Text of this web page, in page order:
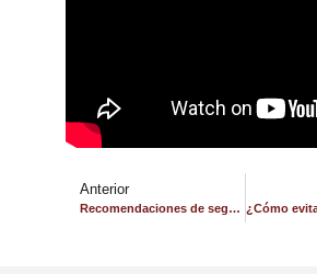
Anterior
Recomendaciones de seguridad para detectar falsos policías